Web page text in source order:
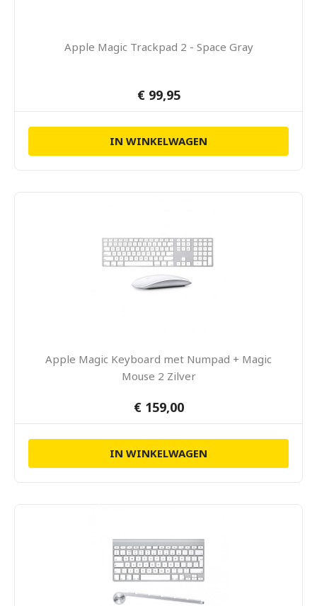
Apple Magic Trackpad 2 - Space Gray
€ 99,95
IN WINKELWAGEN
Apple Magic Keyboard met Numpad + Magic
Mouse 2 Zilver
€ 159,00
IN WINKELWAGEN